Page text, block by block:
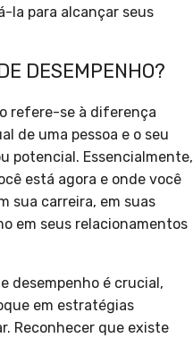
la para alcançar seus
DESEMPENHO?
refere-se à diferença
de uma pessoa e o seu
potencial. Essencialmente,
está agora e onde você
sua carreira, em suas
em seus relacionamentos
desempenho é crucial,
em estratégias
Reconhecer que existe